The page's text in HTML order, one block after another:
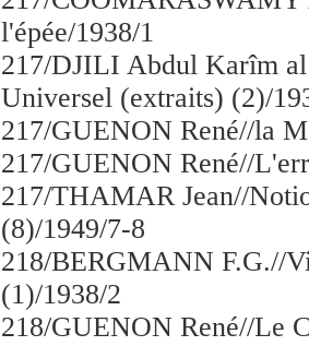
l'épée/1938/1
217/DJILI Abdul Karîm
Universel (extraits) (2)/
217/GUENON René//la
217/GUENON René//
217/THAMAR Jean//
(8)/1949/7-8
218/BERGMANN F.G.//
(1)/1938/2
218/GUENON René//Le